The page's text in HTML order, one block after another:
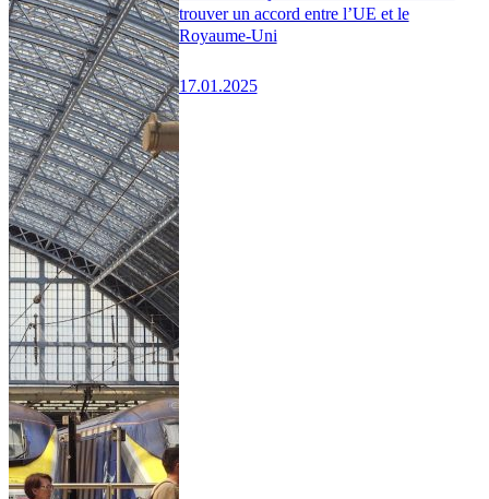
trouver un accord entre l’UE et le
Royaume-Uni
17.01.2025